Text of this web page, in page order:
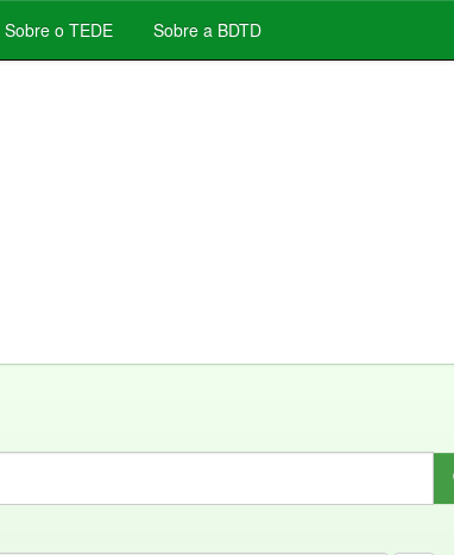
Sobre o TEDE Sobre a BDTD